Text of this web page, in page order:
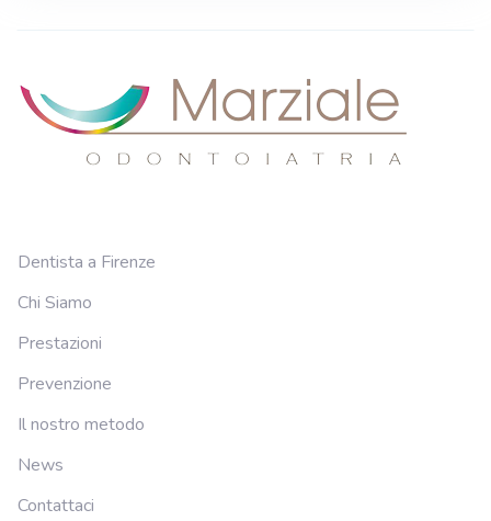
Dentista a Firenze
Chi Siamo
Prestazioni
Prevenzione
Il nostro metodo
News
Contattaci